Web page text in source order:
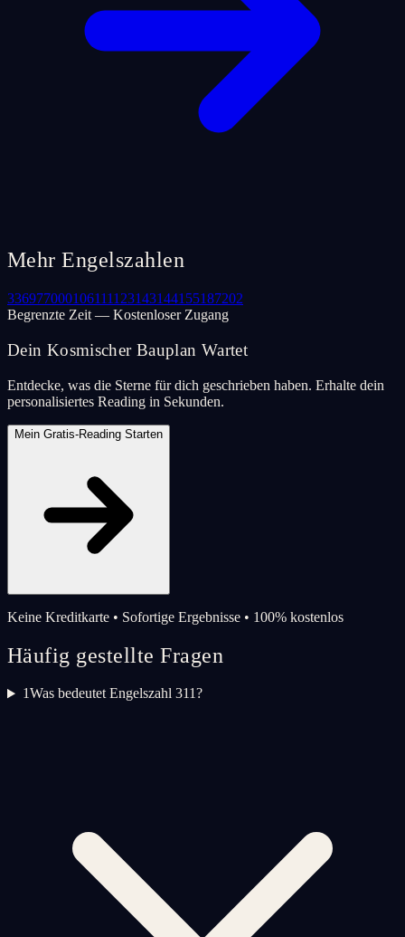
Mehr Engelszahlen
336977000106111123143144155187202
Begrenzte Zeit — Kostenloser Zugang
Dein Kosmischer Bauplan Wartet
Entdecke, was die Sterne für dich geschrieben haben. Erhalte dein
personalisiertes Reading in Sekunden.
Mein Gratis-Reading Starten
Keine Kreditkarte • Sofortige Ergebnisse • 100% kostenlos
Häufig gestellte Fragen
1Was bedeutet Engelszahl 311?